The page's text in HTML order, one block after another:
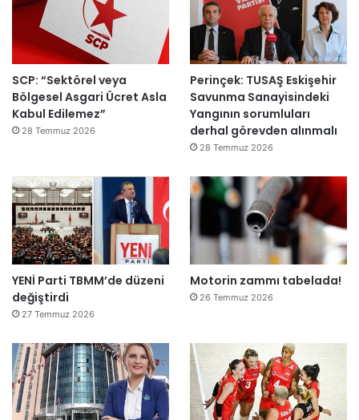
SCP: “Sektörel veya
Bölgesel Asgari Ücret Asla
Kabul Edilemez”
28 Temmuz 2026
Perinçek: TUSAŞ Eskişehir
Savunma Sanayisindeki
Yangının sorumluları
derhal görevden alınmalı
28 Temmuz 2026
YENİ Parti TBMM’de düzeni
değiştirdi
27 Temmuz 2026
Motorin zammı tabelada!
26 Temmuz 2026